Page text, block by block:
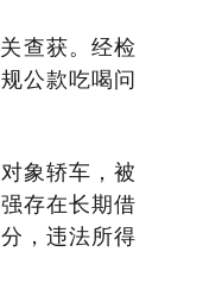
查获。经检
公款吃喝问
象轿车，被
存在长期借
，违法所得